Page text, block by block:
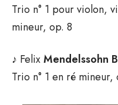
Trio n° 1 pour violon,
mineur, op. 8
♪ FelixMendelssohn
Trio n° 1 en ré mineur,